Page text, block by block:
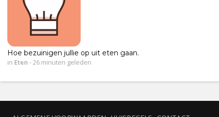
Hoe bezuinigen jullie op uit eten gaan.
in Eten - 26 minuten geleden